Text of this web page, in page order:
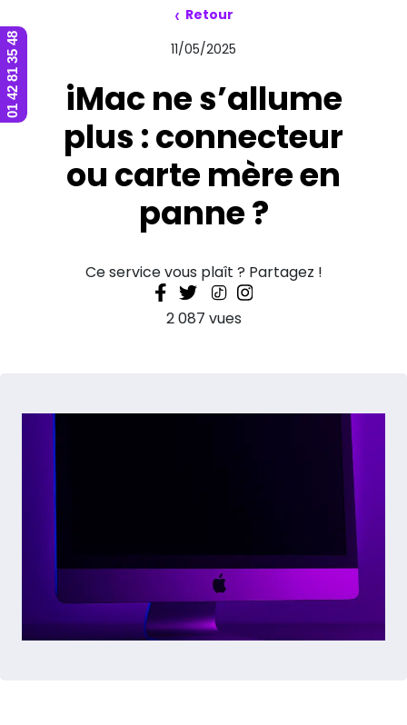
‹ Retour
11/05/2025
iMac ne s’allume
plus : connecteur
ou carte mère en
panne ?
Ce service vous plaît ? Partagez !
2 087 vues
01 42 81 35 48